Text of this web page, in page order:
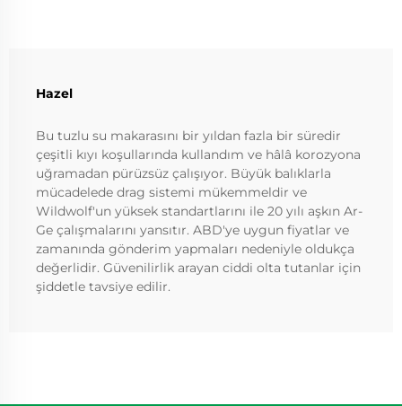
Hazel
Bu tuzlu su makarasını bir yıldan fazla bir süredir
çeşitli kıyı koşullarında kullandım ve hâlâ korozyona
uğramadan pürüzsüz çalışıyor. Büyük balıklarla
mücadelede drag sistemi mükemmeldir ve
Wildwolf'un yüksek standartlarını ile 20 yılı aşkın Ar-
Ge çalışmalarını yansıtır. ABD'ye uygun fiyatlar ve
zamanında gönderim yapmaları nedeniyle oldukça
değerlidir. Güvenilirlik arayan ciddi olta tutanlar için
şiddetle tavsiye edilir.